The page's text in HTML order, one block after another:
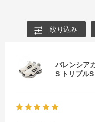
絞り込み
バレンシア
S トリプル